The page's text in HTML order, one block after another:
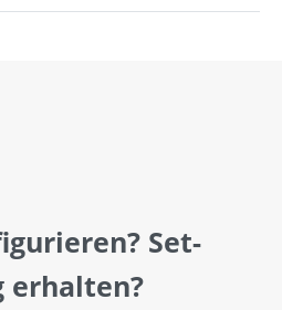
Set-
erhalten?